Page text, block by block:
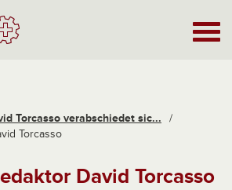
Torcasso verabschiedet sic...
/
Torcasso
David Torcasso